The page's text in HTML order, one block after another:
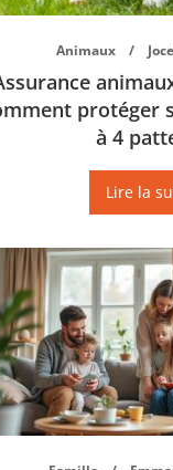
Animaux
protéger
à 4
Lire la